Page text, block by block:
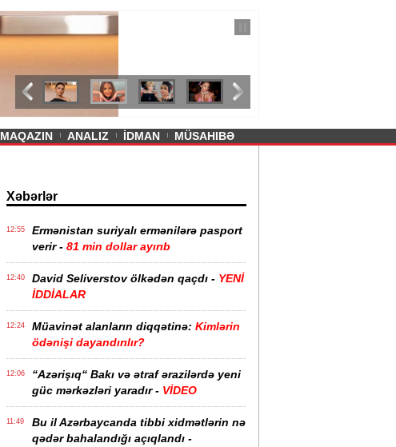
— 11 İyul 2026
MAQAZIN ANALIZ İDMAN MÜSAHIBƏ
Xəbərlər
12:55
Ermənistan suriyalı ermənilərə pasport
verir - 81 min dollar ayırıb
12:40 David Seliverstov ölkədən qaçdı - YENİ
İDDİALAR
12:24 Müavinət alanların diqqətinə: Kimlərin
ödənişi dayandırılır?
12:06
“Azərişıq“ Bakı və ətraf ərazilərdə yeni
güc mərkəzləri yaradır - VİDEO
11:49
Bu il Azərbaycanda tibbi xidmətlərin nə
qədər bahalandığı açıqlandı -